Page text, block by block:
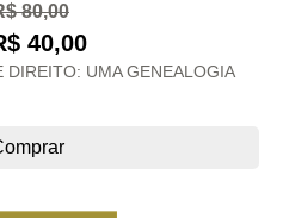
80,00
40,00
UMA GENEALOGIA